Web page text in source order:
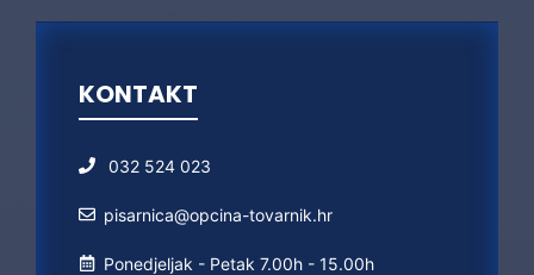
KONTAKT
032 524 023
pisarnica@opcina-tovarnik.hr
Ponedjeljak - Petak 7.00h - 15.00h